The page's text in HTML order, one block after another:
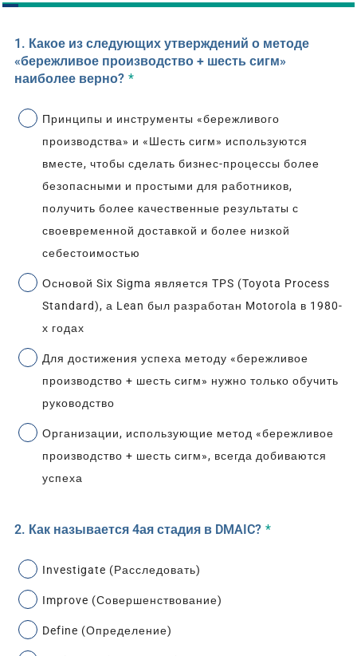
1. Какое из следующих утверждений о методе
«бережливое производство + шесть сигм»
наиболее верно? *
Принципы и инструменты «бережливого
производства» и «Шесть сигм» используются
вместе, чтобы сделать бизнес-процессы более
безопасными и простыми для работников,
получить более качественные результаты с
своевременной доставкой и более низкой
себестоимостью
Основой Six Sigma является TPS (Toyota Process
Standard), а Lean был разработан Motorola в 1980-
х годах
Для достижения успеха методу «бережливое
производство + шесть сигм» нужно только обучить
руководство
Организации, использующие метод «бережливое
производство + шесть сигм», всегда добиваются
успеха
2. Как называется 4ая стадия в DMAIC? *
Investigate (Расследовать)
Improve (Совершенствование)
Define (Определение)